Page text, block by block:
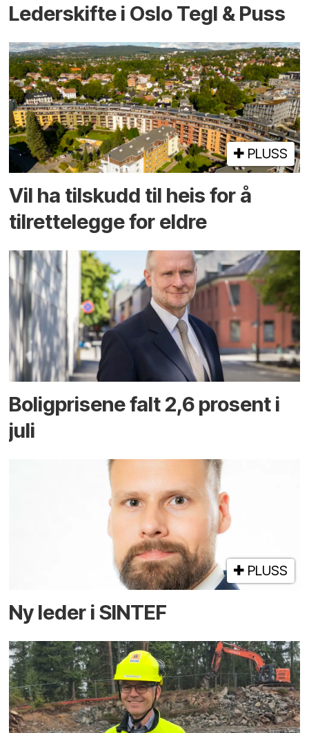
Lederskifte i Oslo Tegl & Puss
PLUSS
Vil ha tilskudd til heis for å
tilrettelegge for eldre
Boligprisene falt 2,6 prosent i
juli
PLUSS
Ny leder i SINTEF